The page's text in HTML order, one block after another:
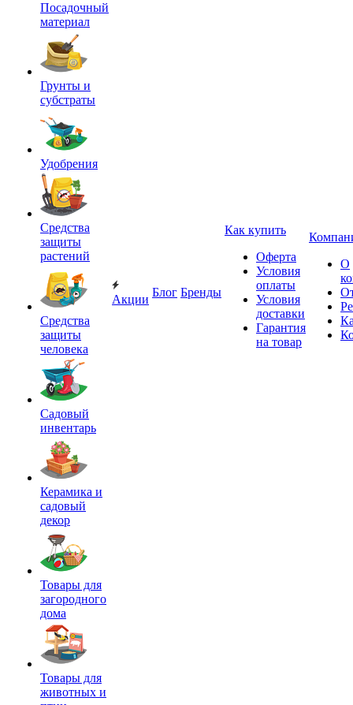
Посадочный
материал
Грунты и
субстраты
Удобрения
Средства
защиты
растений
Средства
защиты
человека
Садовый
инвентарь
Керамика и
садовый
декор
Товары для
загородного
дома
Товары для
животных и
Акции
Блог Бренды
Как купить
Оферта
Условия
оплаты
Условия
доставки
Гарантия
на товар
О